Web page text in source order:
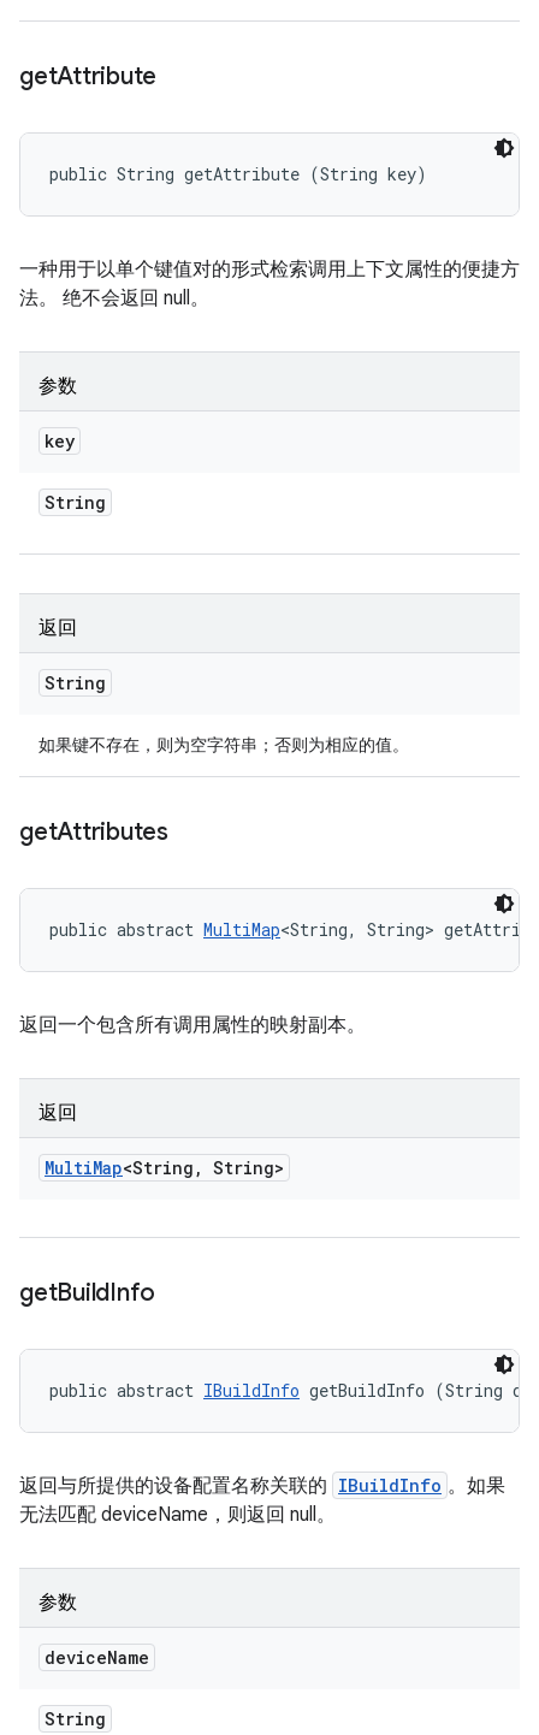
getAttribute
public String getAttribute (String key)
一种用于以单个键值对的形式检索调用上下文属性的便捷方
法。 绝不会返回 null。
参数
key
String
返回
String
如果键不存在，则为空字符串；否则为相应的值。
getAttributes
public abstract MultiMap<String, String>
返回一个包含所有调用属性的映射副本。
返回
MultiMap<String , String>
getBuildInfo
public abstract IBuildInfo getBuildInfo (String
返回与所提供的设备配置名称关联的 IBuildInfo 。如果
无法匹配 deviceName，则返回 null。
参数
deviceName
String